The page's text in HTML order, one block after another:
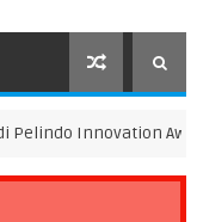
Award 2026 Tim